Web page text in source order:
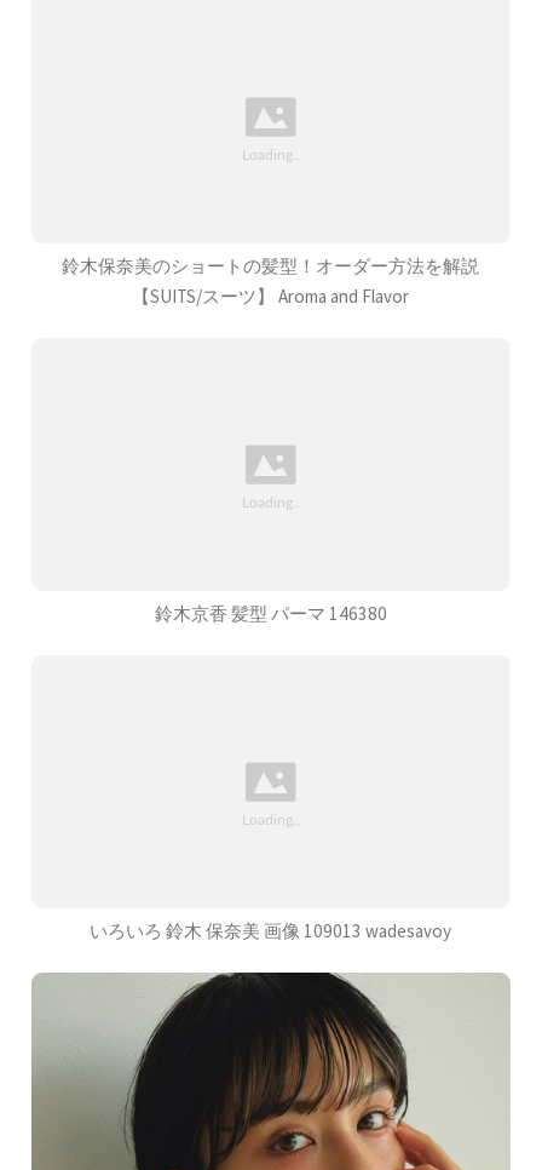
鈴木保奈美のショートの髪型！オーダー方法を解説
【SUITS/スーツ】 Aroma and Flavor
鈴木京香 髪型 パーマ 146380
いろいろ 鈴木 保奈美 画像 109013 wadesavoy